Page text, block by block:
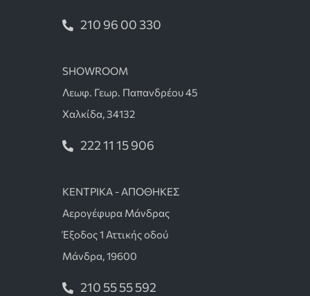
210 96 00 330
SHOWROOM
Λεωφ. Γεωρ. Παπανδρέου 45
Χαλκίδα, 34132
222 11 15 906
ΚΕΝΤΡΙΚΑ - ΑΠΟΘΗΚΕΣ
Αερογέφυρα Μάνδρας
Έξοδος 1 Αττικής οδού
Μάνδρα, 19600
210 55 55 592